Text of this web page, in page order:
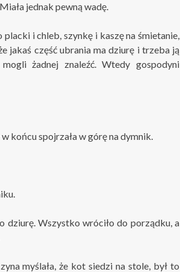
jednak pewną wadę.
i chleb, szynkę i kaszę na śmietanie,
jakaś część ubrania ma dziurę i trzeba ją
żadnej znaleźć. Wtedy gospodyni
końcu spojrzała w górę na dymnik.
dziurę. Wszystko wróciło do porządku, a
myślała, że kot siedzi na stole, był to